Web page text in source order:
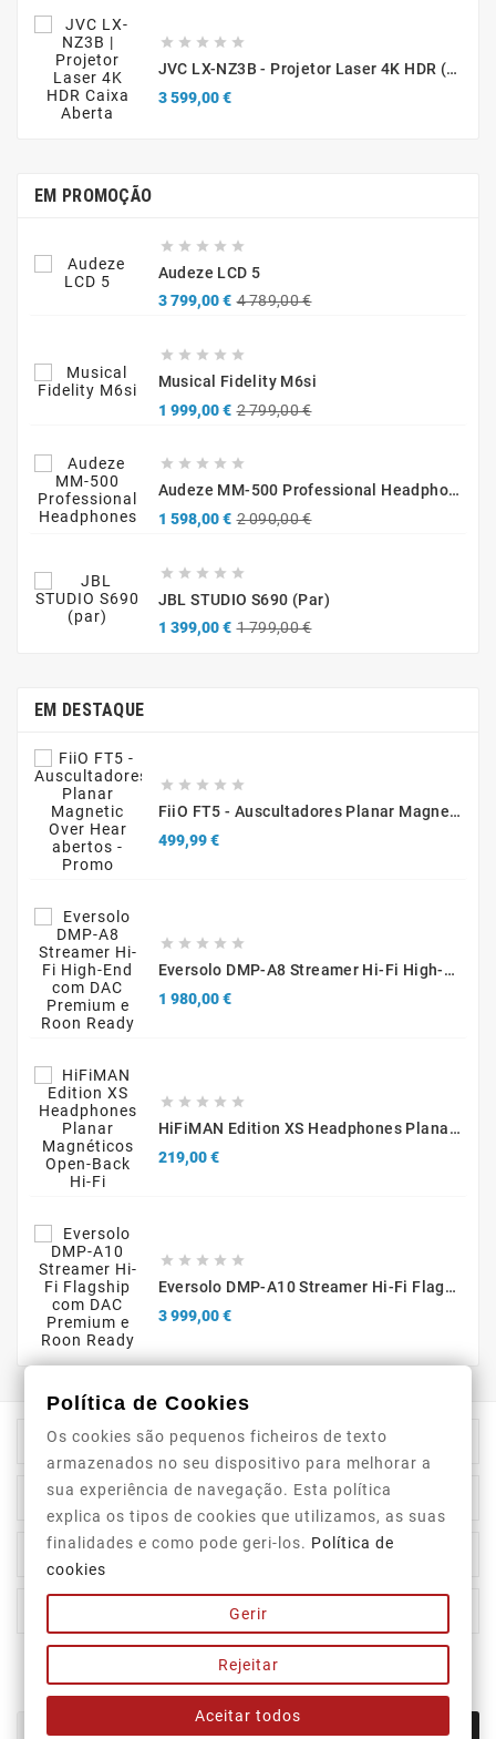
    
JVC LX-NZ3B - Projetor Laser 4K HDR (Caixa Aberta / Demonstração)
3 599,00 €Preço
EM PROMOÇÃO
    
Audeze LCD 5
3 799,00 € 4 789,00 €
    
Musical Fidelity M6si
1 999,00 € 2 799,00 €
    
Audeze MM-500 Professional Headphones
1 598,00 € 2 090,00 €
    
JBL STUDIO S690 (par)
1 399,00 € 1 799,00 €
EM DESTAQUE
    
FiiO FT5 - Auscultadores Planar Magnetic Over Hear Abertos - Promo
499,99 €Preço
    
Eversolo DMP-A8 Streamer Hi-Fi High-End Com DAC Premium E Roon Ready
1 980,00 €Preço
    
HiFiMAN Edition XS Headphones Planar Magnéticos Open-Back Hi-Fi
219,00 €Preço
    
Eversolo DMP-A10 Streamer Hi-Fi Flagship Com DAC Premium E Roon Ready
3 999,00 €Preço
Informação Da Loja
Top Categorias
A Nossa Empresa
Newsletter
OK
Política de Cookies
Os cookies são pequenos ficheiros de texto
armazenados no seu dispositivo para melhorar a
sua experiência de navegação. Esta política
explica os tipos de cookies que utilizamos, as suas
finalidades e como pode geri-los. Política de
cookies
Gerir
Rejeitar
Aceitar todos